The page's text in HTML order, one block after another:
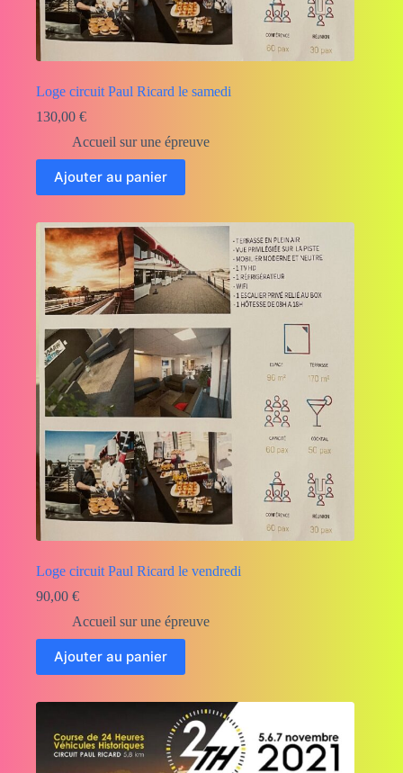
Loge circuit Paul Ricard le samedi
130,00 €
Accueil sur une épreuve
Ajouter au panier
Loge circuit Paul Ricard le vendredi
90,00 €
Accueil sur une épreuve
Ajouter au panier